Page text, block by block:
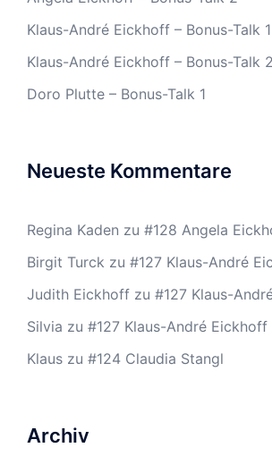
Klaus-André Eickhoff – Bonus-Talk 1
Klaus-André Eickhoff – Bonus-Talk 2
Doro Plutte – Bonus-Talk 1
Neueste Kommentare
Regina Kaden zu #128 Angela
Birgit Turck zu #127 Klaus-André
Judith Eickhoff zu #127 Klaus-
Silvia zu #127 Klaus-André Eickhoff
Klaus zu #124 Claudia Stangl
Archiv